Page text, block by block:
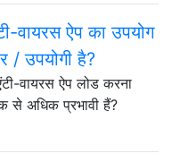
वायरस ऐप का उपयोग
/ उपयोगी है?
वायरस ऐप लोड करना
से अधिक प्रभावी हैं?